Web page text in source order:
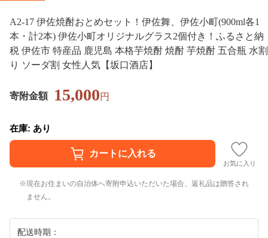
A2-17 伊佐焼酎おとめセット！伊佐舞、伊佐小町(900ml各1
本・計2本) 伊佐小町オリジナルグラス2個付き！ふるさと納
税 伊佐市 特産品 鹿児島 本格芋焼酎 焼酎 芋焼酎 五合瓶 水割
り ソーダ割 女性人気【坂口酒店】
寄附金額 15,000円
在庫: あり
お気に入り
現在お住まいの自治体へ寄附申込いただいた場合、返礼品は贈答され
ません。
配送時期：